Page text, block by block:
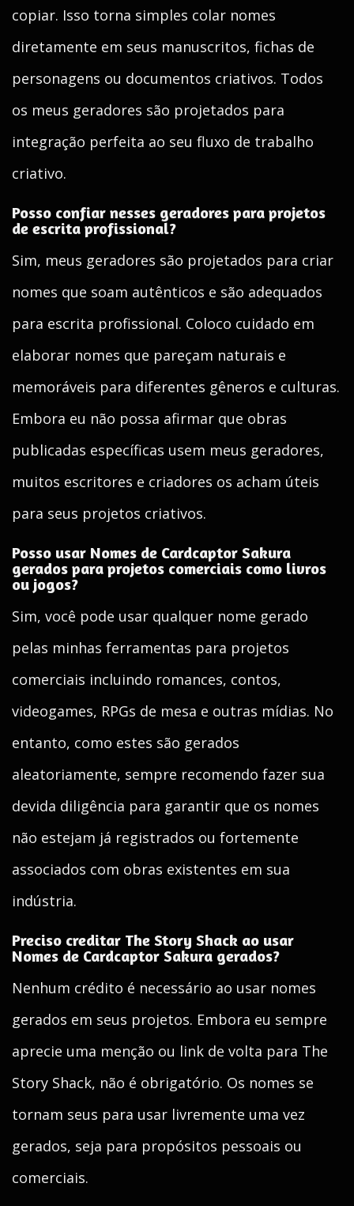
copiar. Isso torna simples colar nomes
diretamente em seus manuscritos, fichas de
personagens ou documentos criativos. Todos
os meus geradores são projetados para
integração perfeita ao seu fluxo de trabalho
criativo.
Posso confiar nesses geradores para projetos
de escrita profissional?
Sim, meus geradores são projetados para criar
nomes que soam autênticos e são adequados
para escrita profissional. Coloco cuidado em
elaborar nomes que pareçam naturais e
memoráveis para diferentes gêneros e culturas.
Embora eu não possa afirmar que obras
publicadas específicas usem meus geradores,
muitos escritores e criadores os acham úteis
para seus projetos criativos.
Posso usar Nomes de Cardcaptor Sakura
gerados para projetos comerciais como livros
ou jogos?
Sim, você pode usar qualquer nome gerado
pelas minhas ferramentas para projetos
comerciais incluindo romances, contos,
videogames, RPGs de mesa e outras mídias. No
entanto, como estes são gerados
aleatoriamente, sempre recomendo fazer sua
devida diligência para garantir que os nomes
não estejam já registrados ou fortemente
associados com obras existentes em sua
indústria.
Preciso creditar The Story Shack ao usar
Nomes de Cardcaptor Sakura gerados?
Nenhum crédito é necessário ao usar nomes
gerados em seus projetos. Embora eu sempre
aprecie uma menção ou link de volta para The
Story Shack, não é obrigatório. Os nomes se
tornam seus para usar livremente uma vez
gerados, seja para propósitos pessoais ou
comerciais.